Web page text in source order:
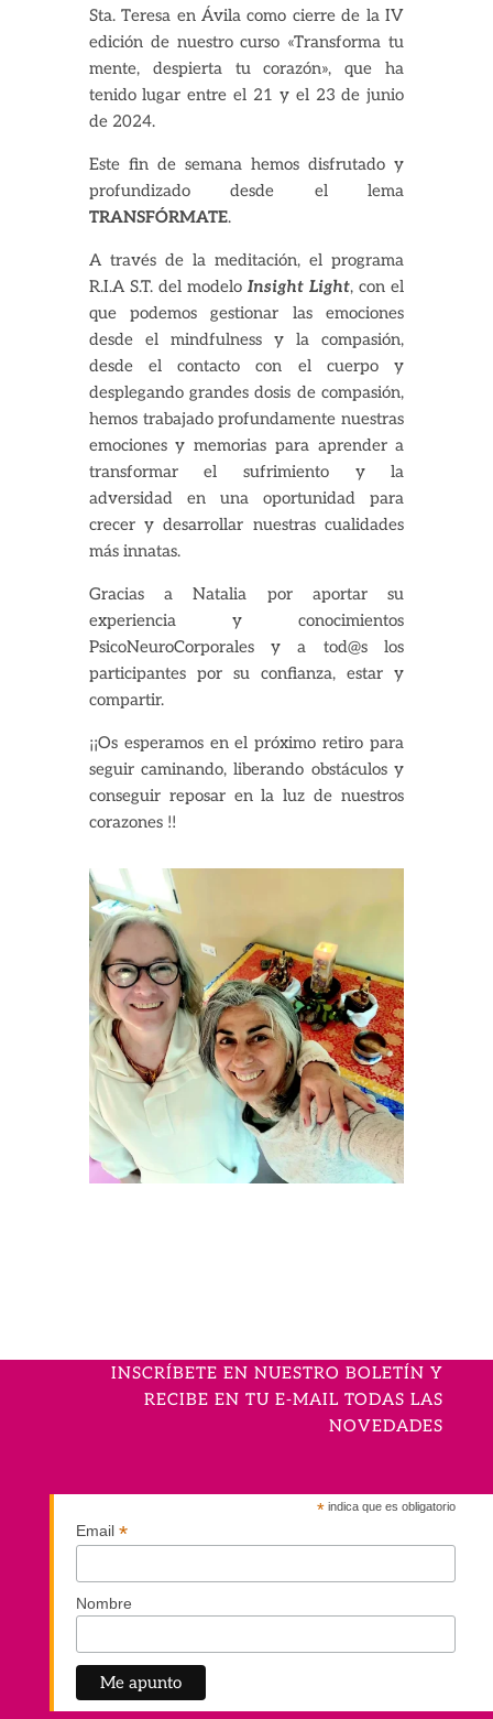
Sta. Teresa en Ávila como cierre de la IV
edición de nuestro curso «Transforma tu
mente, despierta tu corazón», que ha
tenido lugar entre el 21 y el 23 de junio
de 2024.
Este fin de semana hemos disfrutado y
profundizado desde el lema
TRANSFÓRMATE.
A través de la meditación, el programa
R.I.A S.T. del modeloInsight Light, con el
que podemos gestionar las emociones
desde el mindfulness y la compasión,
desde el contacto con el cuerpo y
desplegando grandes dosis de compasión,
hemos trabajado profundamente nuestras
emociones y memorias para aprender a
transformar el sufrimiento y la
adversidad en una oportunidad para
crecer y desarrollar nuestras cualidades
más innatas.
Gracias a Natalia por aportar su
experiencia y conocimientos
PsicoNeuroCorporales y a tod@s los
participantes por su confianza, estar y
compartir.
¡¡Os esperamos en el próximo retiro para
seguir caminando, liberando obstáculos y
conseguir reposar en la luz de nuestros
corazones !!
INSCRÍBETE EN NUESTRO BOLETÍN Y
RECIBE EN TU E-MAIL TODAS LAS
NOVEDADES
* indica que es obligatorio
Email *
Nombre